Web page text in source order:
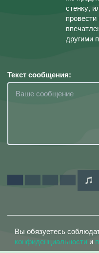
стенку,
другими
Текст сообщения:
Вы обязуетесь
конфиденциальности и